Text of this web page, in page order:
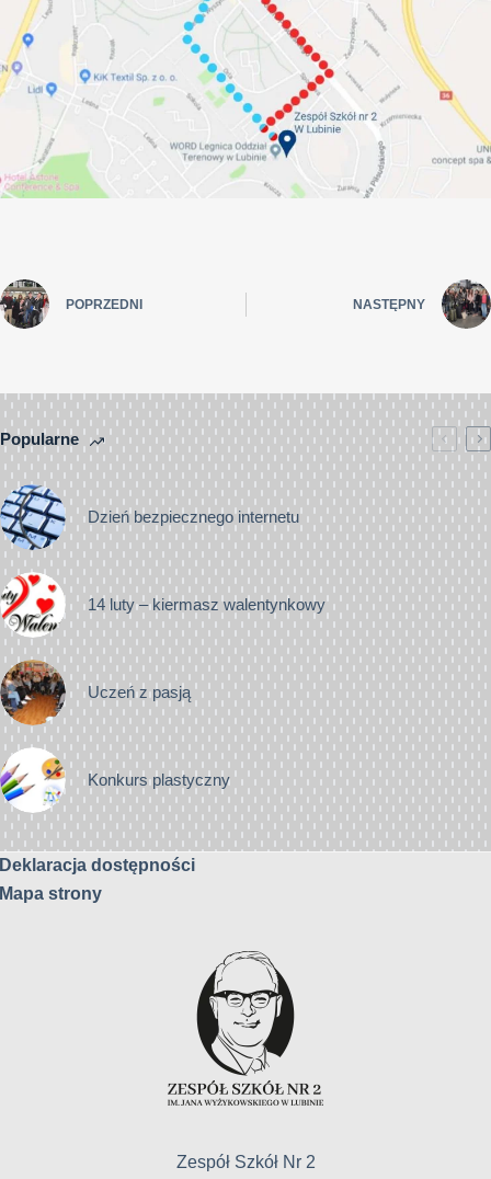
POPRZEDNI NASTĘPNY
Popularne
Dzień bezpiecznego internetu
14 luty – kiermasz walentynkowy
Uczeń z pasją
Konkurs plastyczny
Deklaracja dostępności
Mapa strony
Zespół Szkół Nr 2